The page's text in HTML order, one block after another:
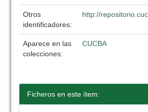
Otros
identificadores:
http://
Aparece en las
colecciones:
CUCBA
Ficheros en este ítem: